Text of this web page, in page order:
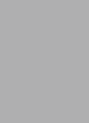
ОБЛАСТЬ = КУЗБАСС